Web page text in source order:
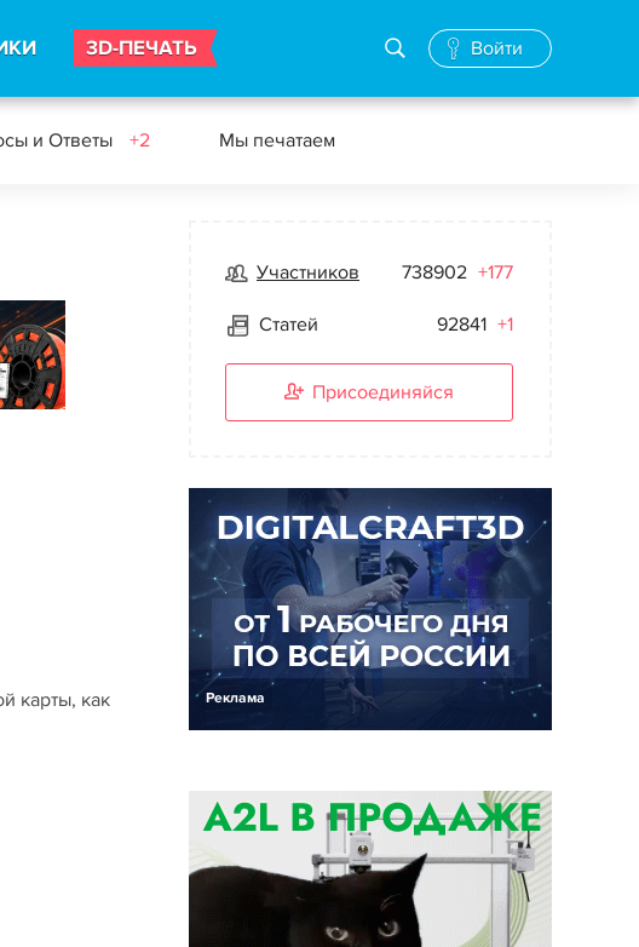
3D-ПЕЧАТЬ Войти
и Ответы +2 Мы печатаем
карты, как
Участников 738902 +177
Статей 92841 +1
Присоединяйся
Реклама